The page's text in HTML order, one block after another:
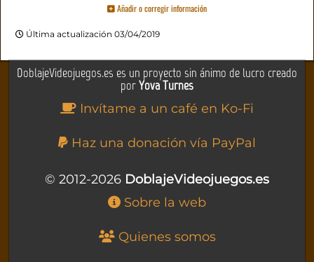
Añadir o corregir información
Última actualización 03/04/2019
DoblajeVideojuegos.es es un proyecto sin ánimo de lucro creado
porYova Turnes
Invítame a un café en Ko-Fi
Haz una donación vía PayPal
© 2012-2026 DoblajeVideojuegos.es
Sobre la web
Quienes somos